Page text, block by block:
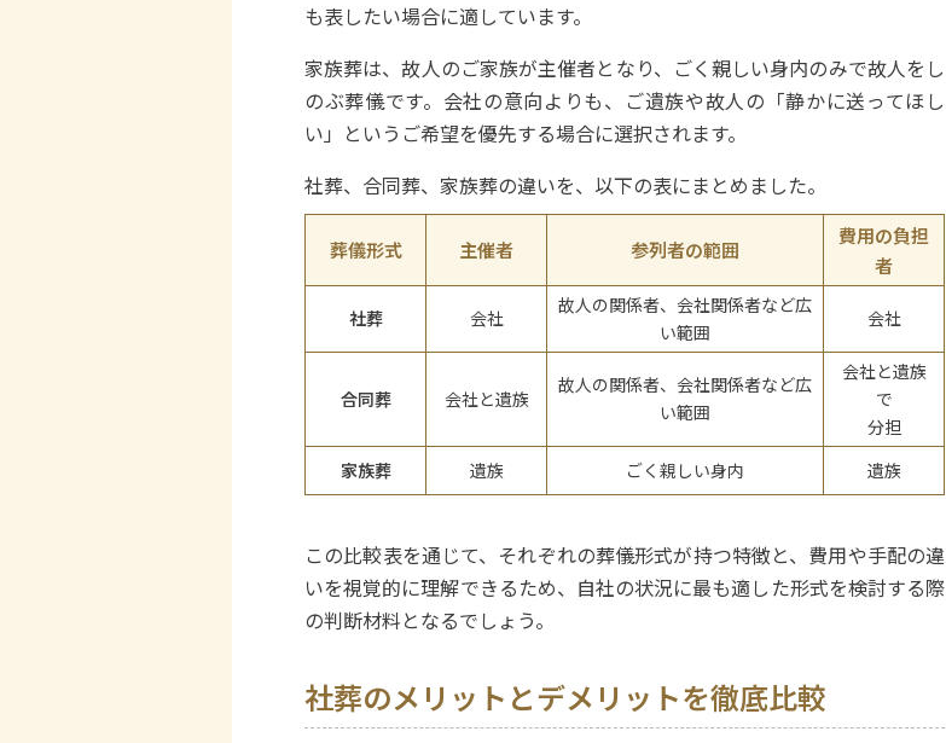
も表したい場合に適しています。
家族葬は、故人のご家族が主催者となり、ごく親しい身内のみで故人をし
のぶ葬儀です。会社の意向よりも、ご遺族や故人の「静かに送ってほし
い」というご希望を優先する場合に選択されます。
社葬、合同葬、家族葬の違いを、以下の表にまとめました。
葬儀形式 主催者 参列者の範囲
費用の負担
者
社葬 会社
故人の関係者、会社関係者など広
い範囲
会社
合同葬 会社と遺族
故人の関係者、会社関係者など広
い範囲
会社と遺族
で
分担
家族葬
遺族 ごく親しい身内 遺族
この比較表を通じて、それぞれの葬儀形式が持つ特徴と、費用や手配の違
いを視覚的に理解できるため、自社の状況に最も適した形式を検討する際
の判断材料となるでしょう。
社葬のメリットとデメリットを徹底比較